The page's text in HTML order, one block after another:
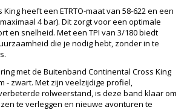
heeft een ETRTO-maat van 58-622 en een
4 bar). Dit zorgt voor een optimale
en snelheid. Met een TPI van 3/180 biedt
die je nodig hebt, zonder in te
met de Buitenband Continental Cross King
- zwart. Met zijn veelzijdige profiel,
rolweerstand, is deze band klaar om
te verleggen en nieuwe avonturen te